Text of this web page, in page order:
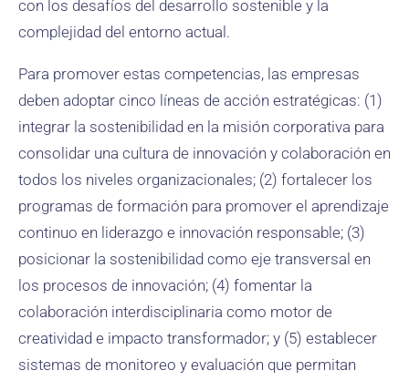
con los desafíos del desarrollo sostenible y la
complejidad del entorno actual.
Para promover estas competencias, las empresas
deben adoptar cinco líneas de acción estratégicas: (1)
integrar la sostenibilidad en la misión corporativa para
consolidar una cultura de innovación y colaboración en
todos los niveles organizacionales; (2) fortalecer los
programas de formación para promover el aprendizaje
continuo en liderazgo e innovación responsable; (3)
posicionar la sostenibilidad como eje transversal en
los procesos de innovación; (4) fomentar la
colaboración interdisciplinaria como motor de
creatividad e impacto transformador; y (5) establecer
sistemas de monitoreo y evaluación que permitan